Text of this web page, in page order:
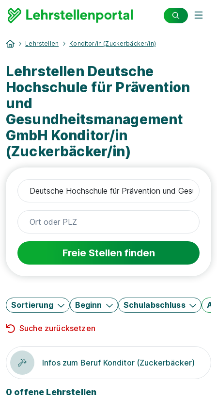
Lehrstellen Konditor/in (Zuckerbäcker/in)
Lehrstellen Deutsche
Hochschule für Prävention
und
Gesundheitsmanagement
GmbH Konditor/in
(Zuckerbäcker/in)
Freie Stellen finden
Sortierung Beginn Schulabschluss
Suche zurücksetzen
Infos zum Beruf Konditor (Zuckerbäcker)
0 offene Lehrstellen